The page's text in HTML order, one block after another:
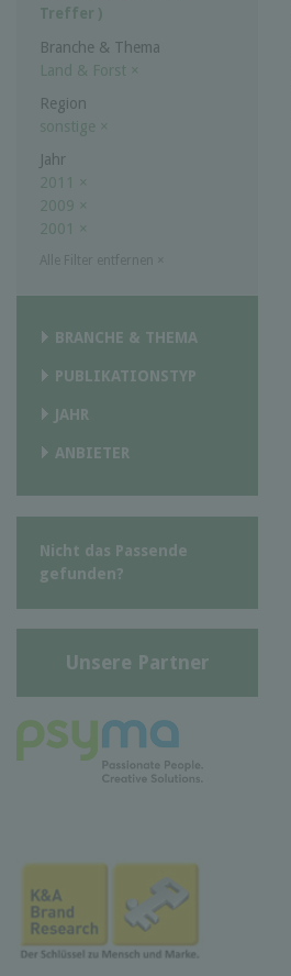
Treffer )
Branche & Thema
Land & Forst ×
Region
sonstige ×
Jahr
2011
×
2009 ×
2001
×
BRANCHE & THEMA
PUBLIKATIONSTYP
JAHR
ANBIETER
Nicht das Passende
gefunden?
Unsere Partner